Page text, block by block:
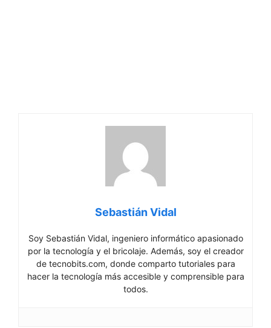
Sebastián Vidal
Soy Sebastián Vidal, ingeniero informático apasionado
por la tecnología y el bricolaje. Además, soy el creador
de tecnobits.com, donde comparto tutoriales para
hacer la tecnología más accesible y comprensible para
todos.